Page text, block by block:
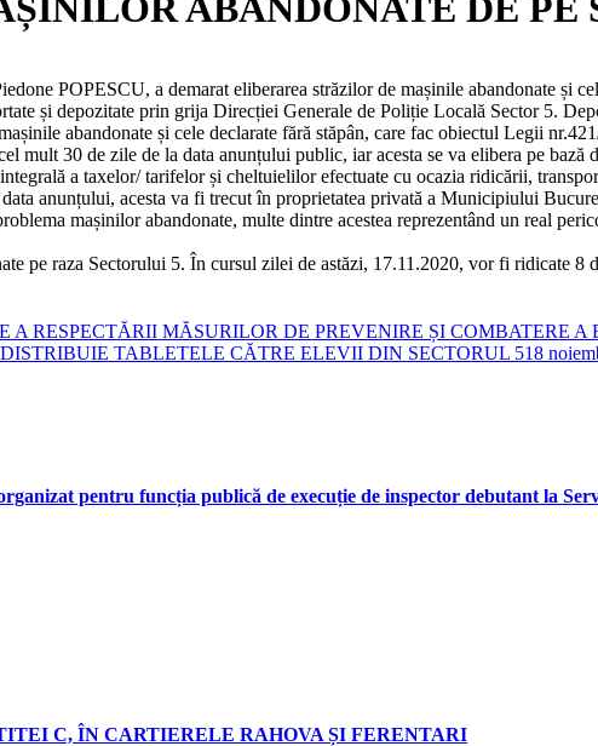
POPESCU, a demarat eliberarea străzilor de mașinile abandonate și
și depozitate prin grija Direcției Generale de Poliție Locală Sector 5.
abandonate și cele declarate fără stăpân, care fac obiectul Legii
mult 30 de zile de la data anunțului public, iar acesta se va elibera pe
a taxelor/ tarifelor și cheltuielilor efectuate cu ocazia ridicării,
anunțului, acesta va fi trecut în proprietatea privată a Municipiului
mașinilor abandonate, multe dintre acestea reprezentând un real
pe raza Sectorului 5. În cursul zilei de astăzi, 17.11.2020, vor fi ridicate
RESPECTĂRII MĂSURILOR DE PREVENIRE ȘI COMBATERE
TABLETELE CĂTRE ELEVII DIN SECTORUL 518
pentru funcția publică de execuție de inspector debutant la
C, ÎN CARTIERELE RAHOVA ȘI FERENTARI